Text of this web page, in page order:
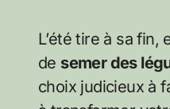
L’été tire à sa fin, et il est temps de penser aux récoltes automnales. Mais quel plaisir que
de semer des
choix judicieux à